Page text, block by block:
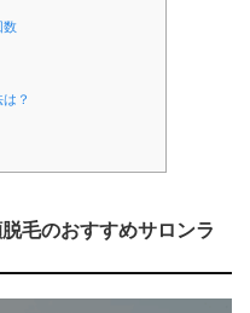
数
？
毛のおすすめサロンラ